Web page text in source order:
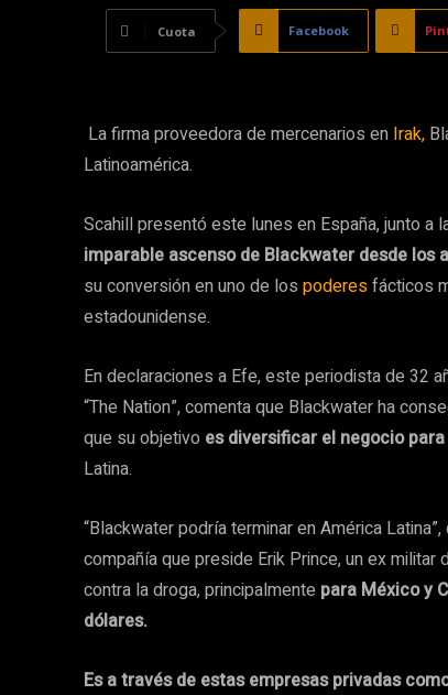
Cuota Facebook
La firma proveedora de mercenarios en Irak,
Latinoamérica.
Scahill presentó este lunes en España, junto a
imparable ascenso de Blackwater desde los
su conversión en uno de los poderesfácticos
estadounidense.
En declaraciones a Efe, este periodista de 32
“The Nation”, comenta que Blackwater ha
que su objetivo es diversificar el negocio
Latina.
“Blackwater podría terminar en América
compañía que preside Erik Prince, un ex
contra la droga, principalmente para México y
dólares.
Es a través de estas empresas privadas